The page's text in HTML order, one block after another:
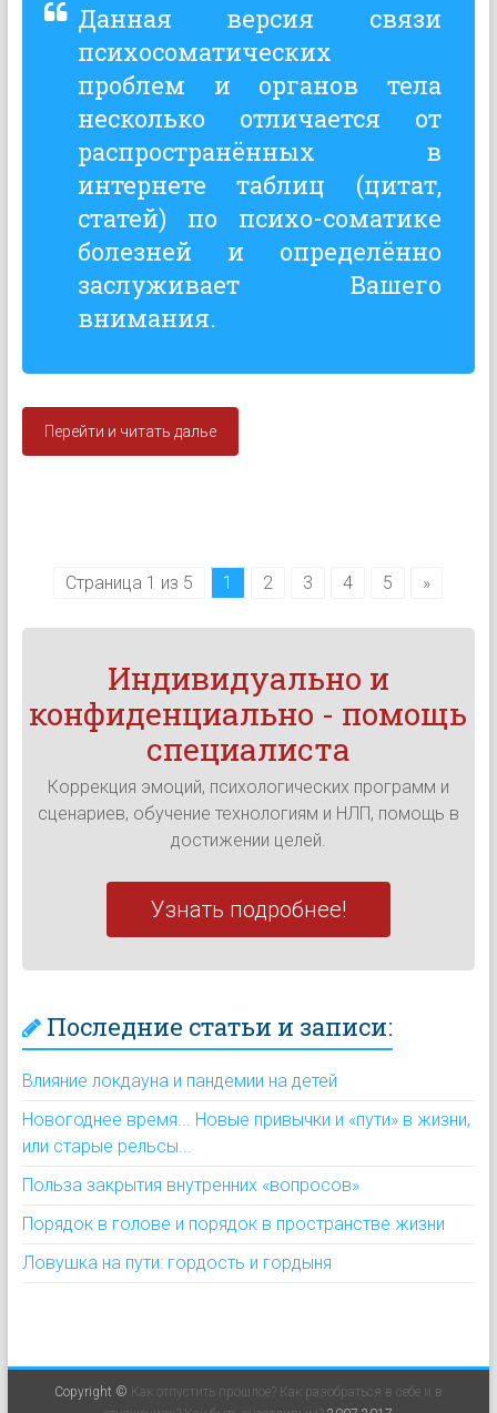
Данная версия связи
психосоматических
проблем и органов тела
несколько отличается от
распространённых в
интернете таблиц (цитат,
статей) по психо-соматике
болезней и определённо
заслуживает Вашего
внимания.
Перейти и читать далье
Страница 1 из 5 1 2 3 4 5 »
Индивидуально и
конфиденциально - помощь
специалиста
Коррекция эмоций, психологических программ и
сценариев, обучение технологиям и НЛП, помощь в
достижении целей.
Узнать подробнее!
Последние статьи и записи:
Влияние локдауна и пандемии на детей
Новогоднее время... Новые привычки и «пути» в жизни,
или старые рельсы...
Польза закрытия внутренних «вопросов»
Порядок в голове и порядок в пространстве жизни
Ловушка на пути: гордость и гордыня
Copyright © Как отпустить прошлое? Как разобраться в себе и в